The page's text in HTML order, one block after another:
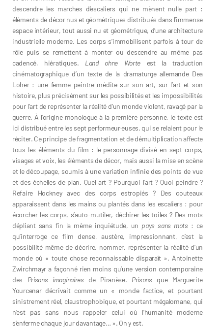
descendre les marches d’escaliers qui ne mènent nulle part :
éléments de décor nus et géométriques distribués dans l’immense
espace intérieur, tout aussi nu et géométrique, d’une architecture
industrielle moderne. Les corps s’immobilisent parfois à tour de
rôle puis se remettent à monter ou descendre au même pas
cadencé, hiératiques. Land ohne Worte est la traduction
cinématographique d’un texte de la dramaturge allemande Dea
Loher : une femme peintre médite sur son art, sur l’art et son
histoire, plus précisément sur les possibilités et les impossibilités
pour l’art de représenter la réalité d’un monde violent, ravagé par la
guerre. À l’origine monologue à la première personne, le texte est
ici distribué entre les sept performeur·euses, qui se relaient pour le
réciter. Ce principe de fragmentation et de démultiplication affecte
tous les éléments du film : le personnage divisé en sept corps,
visages et voix, les éléments de décor, mais aussi la mise en scène
et le découpage, soumis à une variation infinie des points de vue
et des échelles de plan. Quel art ? Pourquoi l’art ? Quoi peindre ?
Refaire Hockney avec des corps estropiés ? Des couteaux
apparaissent dans les mains ou plantés dans les escaliers : pour
écorcher les corps, s’auto-mutiler, déchirer les toiles ? Des mots
dépliant sans fin la même inquiétude, un pays sans mots : ce
qu’interroge ce film dense, austère, impressionnant, c’est la
possibilité même de décrire, nommer, représenter la réalité d’un
monde où « toute chose reconnaissable disparaît ». Antoinette
Zwirchmayr a façonné rien moins qu’une version contemporaine
des Prisons imaginaires de Piranèse. Prisons que Marguerite
Yourcenar décrivait comme un « monde factice, et pourtant
sinistrement réel, claustrophobique, et pourtant mégalomane, qui
n’est pas sans nous rappeler celui où l’humanité moderne
s’enferme chaque jour davantage… ». On y est.